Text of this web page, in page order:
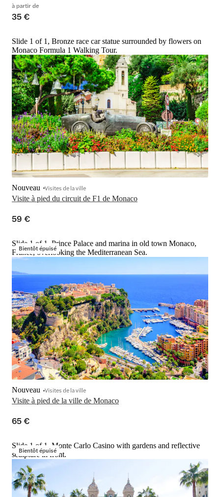
à partir de
35 €
Slide 1 of 1, Bronze race car statue surrounded by flowers on
Monaco Formula 1 Walking Tour.
Visite à pied du circuit de F1 de Monaco
Nouveau Visites de la ville
59 €
Bientôt épuisé
Slide 1 of 1, Prince Palace and marina in old town Monaco,
France, overlooking the Mediterranean Sea.
Visite à pied de la ville de Monaco
Nouveau Visites de la ville
65 €
Bientôt épuisé
Slide 1 of 1, Monte Carlo Casino with gardens and reflective
sculpture in front.